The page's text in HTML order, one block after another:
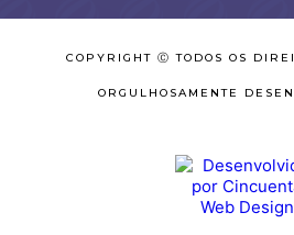
COPYRIGHT Ⓒ TODOS OS
ORGULHOSAMENTE